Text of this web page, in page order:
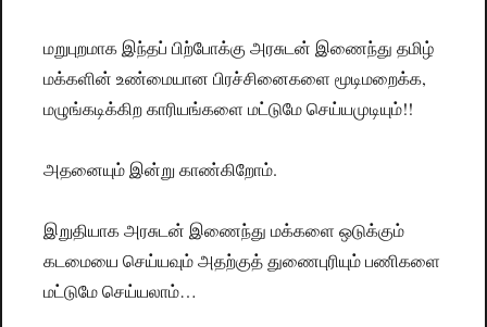
மறுபுறமாக இந்தப் பிற்போக்கு அரசுடன் இணைந்து தமிழ்
மக்களின் உண்மையான பிரச்சினைகளை மூடிமறைக்க,
மழுங்கடிக்கிற காரியங்களை மட்டுமே செய்யமுடியும்!!
அதனையும் இன்று காண்கிறோம்.
இறுதியாக அரசுடன் இணைந்து மக்களை ஒடுக்கும்
கடமையை செய்யவும் அதற்குத் துணைபுரியும் பணிகளை
மட்டுமே செய்யலாம்…